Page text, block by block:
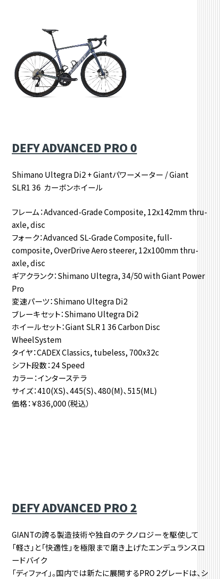
DEFY ADVANCED PRO 0
Shimano Ultegra Di2 + Giantパワーメーター / Giant
SLR1 36 カーボンホイール
フレーム：Advanced-Grade Composite, 12x142mm thru-
axle, disc
フォーク：Advanced SL-Grade Composite, full-
composite, OverDrive Aero steerer, 12x100mm thru-
axle, disc
ギアクランク：Shimano Ultegra, 34/50 with Giant Power
Pro
変速パーツ：Shimano Ultegra Di2
ブレーキセット：Shimano Ultegra Di2
ホイールセット：Giant SLR 1 36 Carbon Disc
WheelSystem
タイヤ：CADEX Classics, tubeless, 700x32c
シフト段数：24 Speed
カラー：インターステラ
サイズ：410(XS)、445(S)、480(M)、515(ML)
価格：￥836,000（税込）
DEFY ADVANCED PRO 2
GIANTの誇る製造技術や独自のテクノロジーを駆使して
「軽さ」と「快適性」を極限まで磨き上げたエンデュランスロ
ードバイク
「ディファイ」。国内では新たに展開するPRO 2グレードは、シ